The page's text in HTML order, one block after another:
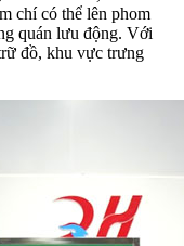
chí có thể lên phom
quán lưu động. Với
đồ, khu vực trưng